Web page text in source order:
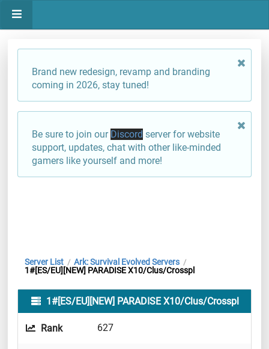
Brand new redesign, revamp and branding
coming in 2026, stay tuned!
Be sure to join our Discord server for website
support, updates, chat with other like-minded
gamers like yourself and more!
Server List / Ark: Survival Evolved Servers /
1#[ES/EU][NEW] PARADISE X10/Clus/Crosspl
1#[ES/EU][NEW] PARADISE X10/Clus/Crosspl
Rank 627